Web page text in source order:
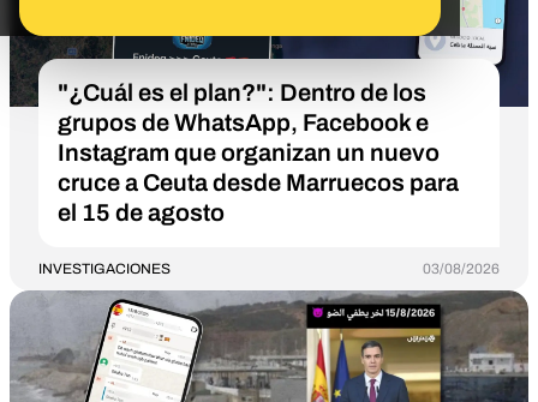
"¿Cuál es el plan?": Dentro de los
grupos de WhatsApp, Facebook e
Instagram que organizan un nuevo
cruce a Ceuta desde Marruecos para
el 15 de agosto
INVESTIGACIONES 03/08/2026